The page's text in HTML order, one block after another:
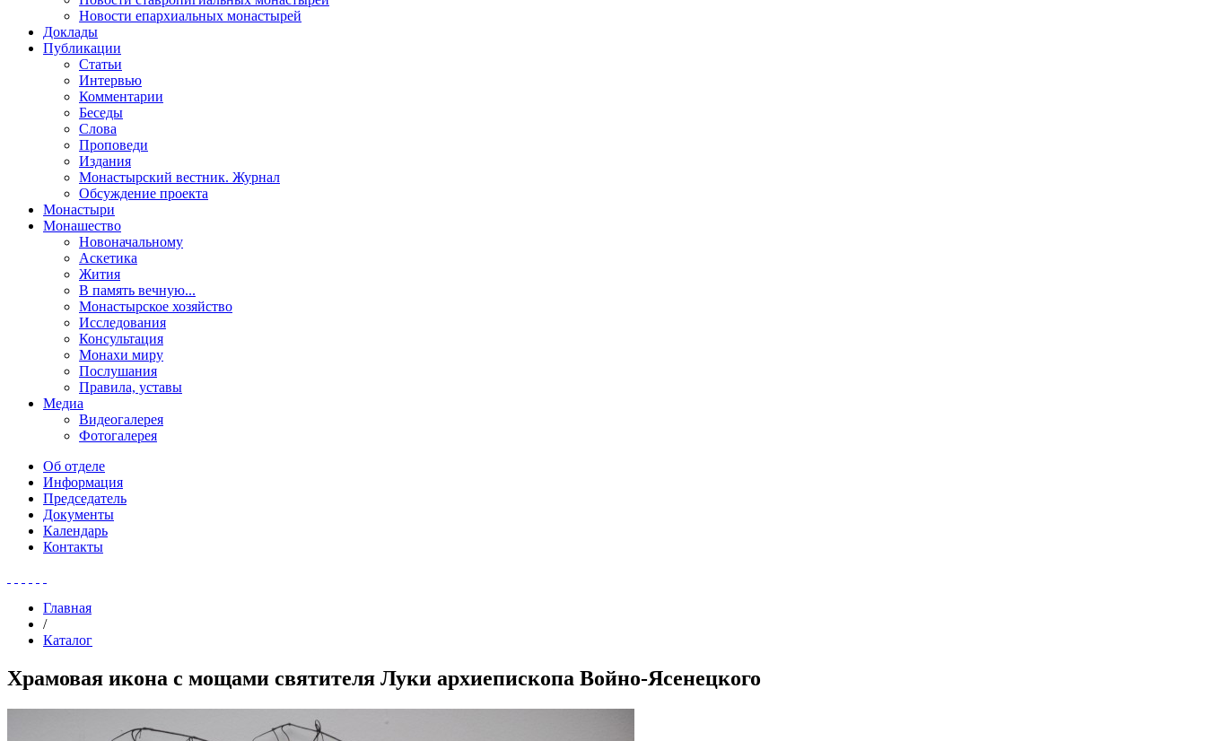
Новости епархиальных монастырей
Доклады
Публикации
Статьи
Интервью
Комментарии
Беседы
Слова
Проповеди
Издания
Монастырский вестник. Журнал
Обсуждение проекта
Монастыри
Монашество
Новоначальному
Аскетика
Жития
В память вечную...
Монастырское хозяйство
Исследования
Консультация
Монахи миру
Послушания
Правила, уставы
Медиа
Видеогалерея
Фотогалерея
Об отделе
Информация
Председатель
Документы
Календарь
Контакты
Главная
/
Каталог
Храмовая икона с мощами святителя Луки архиепископа Войно-Ясенецкого